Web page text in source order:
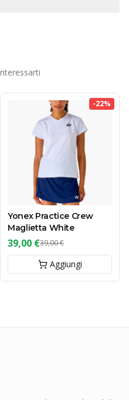
-22%
Yonex Practice Crew
Maglietta White
39,00 €39,00 €
Aggiungi